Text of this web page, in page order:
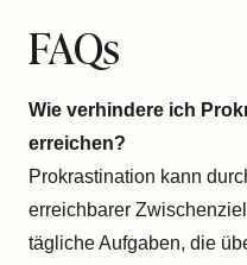
FAQs
Wie verhindere ich
erreichen?
Prokrastination kann
erreichbarer
tägliche Aufgaben, die